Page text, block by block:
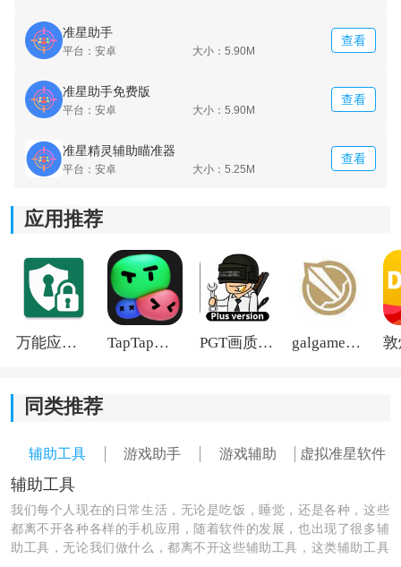
1. 兼容性较强：适配多种手机型号，不同设备运行时整
体表现相对稳定。
准星助手
平台：安卓 大小：5.90M
查看
准星助手免费版
平台：安卓 大小：5.90M
查看
准星精灵辅助瞄准器
平台：安卓 大小：5.25M
查看
应用推荐
万能应用隐藏 TapTap国际版2026 PGT画质助手旧版 galgame游戏盒子2026
同类推荐
辅助工具 游戏助手 游戏辅助 虚拟准星软件
辅助工具
我们每个人现在的日常生活，无论是吃饭，睡觉，还是各种，这些
都离不开各种各样的手机应用，随着软件的发展，也出现了很多辅
助工具，无论我们做什么，都离不开这些辅助工具，这类辅助工具